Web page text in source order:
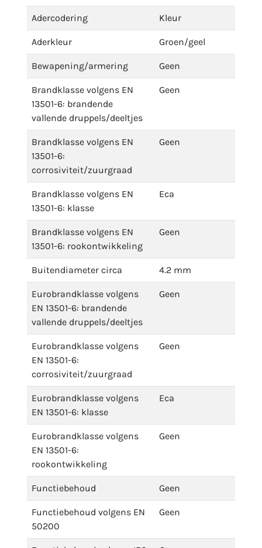
Adercodering Kleur
Aderkleur Groen/geel
Bewapening/armering Geen
Brandklasse volgens EN
13501-6: brandende
vallende druppels/deeltjes
Geen
Brandklasse volgens EN
13501-6:
corrosiviteit/zuurgraad
Geen
Brandklasse volgens EN
13501-6: klasse
Eca
Brandklasse volgens EN
13501-6: rookontwikkeling
Geen
Buitendiameter circa 4.2 mm
Eurobrandklasse volgens
EN 13501-6: brandende
vallende druppels/deeltjes
Geen
Eurobrandklasse volgens
EN 13501-6:
corrosiviteit/zuurgraad
Geen
Eurobrandklasse volgens
EN 13501-6: klasse
Eca
Eurobrandklasse volgens
EN 13501-6:
rookontwikkeling
Geen
Functiebehoud Geen
Functiebehoud volgens EN
50200
Geen